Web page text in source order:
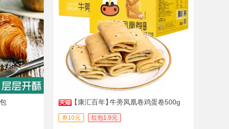
【康汇百年】牛蒡凤凰卷鸡蛋卷500g
券10元 红包1.9元